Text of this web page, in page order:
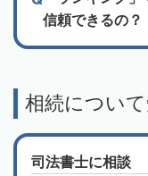
信頼できるの？
相続について
司法書士に相談